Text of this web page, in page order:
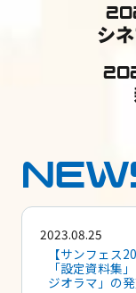
シ
2023.08.25
【サンフェス
「設定資料集
ジオラマ」の